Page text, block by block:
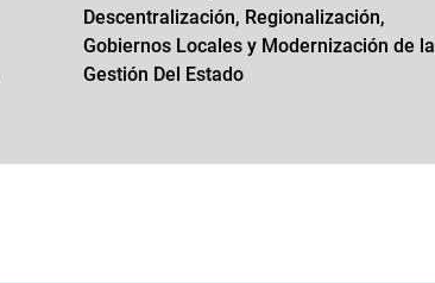
Descentralización, Regionalización,
Gobiernos Locales y Modernización de la
Gestión Del Estado